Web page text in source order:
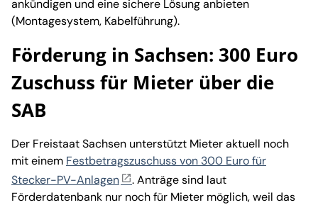
ankündigen und eine sichere Lösung anbieten
(Montagesystem, Kabelführung).
Förderung in Sachsen: 300 Euro
Zuschuss für Mieter über die
SAB
Der Freistaat Sachsen unterstützt Mieter aktuell noch
mit einem Festbetragszuschuss von 300 Euro für
Stecker-PV-Anlagen
. Anträge sind laut
Förderdatenbank nur noch für Mieter möglich, weil das